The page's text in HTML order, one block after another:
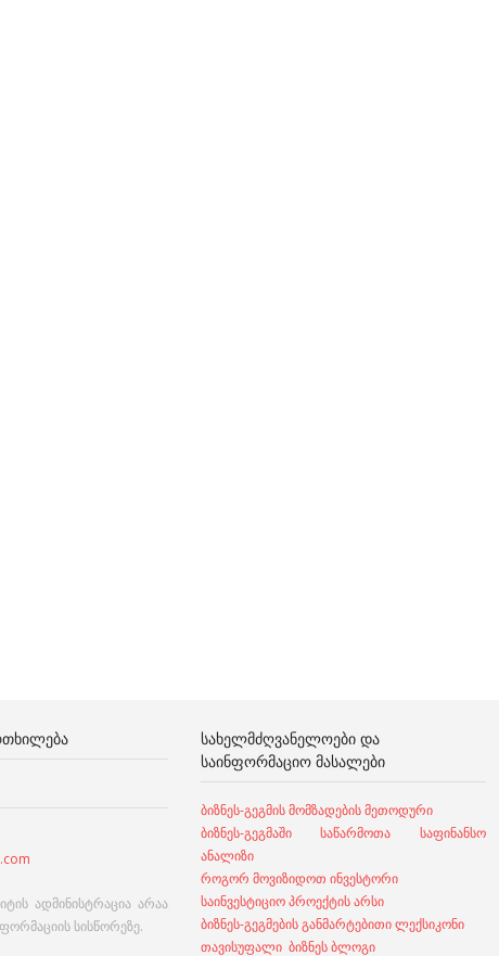
ადმინისტრაცია არაა
სისწორეზე.
ᲡᲐᲮᲔᲚᲛᲫᲦᲕᲐᲜᲔᲚᲝᲔᲑᲘ ᲓᲐ
ᲡᲐᲘᲜᲤᲝᲠᲛᲐᲪᲘᲝ ᲛᲐᲡᲐᲚᲔᲑᲘ
ბიზნეს-გეგმის მომზადების მეთოდური
ბიზნეს-გეგმაში საწარმოთა საფინანსო
ანალიზი
როგორ მოვიზიდოთ ინვესტორი
საინვესტიციო პროექტის არსი
ბიზნეს-გეგმების განმარტებითი ლექსიკონი
თავისუფალი ბიზნეს ბლოგი